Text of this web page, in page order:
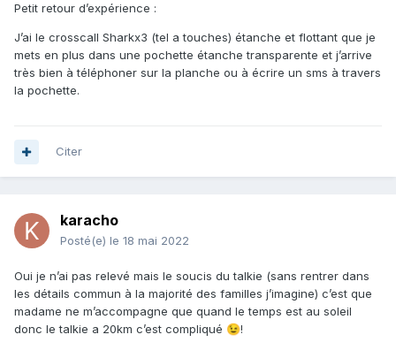
Petit retour d’expérience :
J’ai le crosscall Sharkx3 (tel a touches) étanche et flottant que je
mets en plus dans une pochette étanche transparente et j’arrive
très bien à téléphoner sur la planche ou à écrire un sms à travers
la pochette.
Citer
karacho
Posté(e) le 18 mai 2022
Oui je n’ai pas relevé mais le soucis du talkie (sans rentrer dans
les détails commun à la majorité des familles j’imagine) c’est que
madame ne m’accompagne que quand le temps est au soleil
donc le talkie a 20km c’est compliqué 😉!